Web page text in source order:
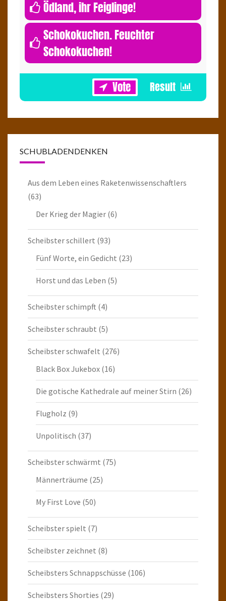
Ödland, ihr Feiglinge!
Schokokuchen. Feuchter
Schokokuchen!
SCHUBLADENDENKEN
Aus dem Leben eines Raketenwissenschaftlers
(63)
Der Krieg der Magier (6)
Scheibster schillert (93)
Fünf Worte, ein Gedicht (23)
Horst und das Leben (5)
Scheibster schimpft (4)
Scheibster schraubt (5)
Scheibster schwafelt (276)
Black Box Jukebox (16)
Die gotische Kathedrale auf meiner Stirn (26)
Flugholz (9)
Unpolitisch (37)
Scheibster schwärmt (75)
Männerträume (25)
My First Love (50)
Scheibster spielt (7)
Scheibster zeichnet (8)
Scheibsters Schnappschüsse (106)
Scheibsters Shorties (29)